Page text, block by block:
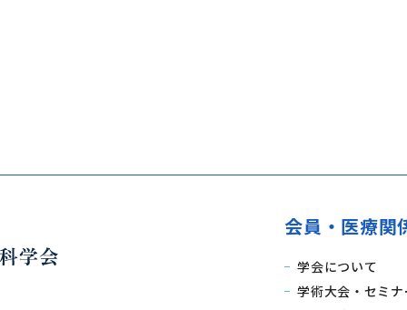
会員・医療関
学会について
学術大会・セミナ